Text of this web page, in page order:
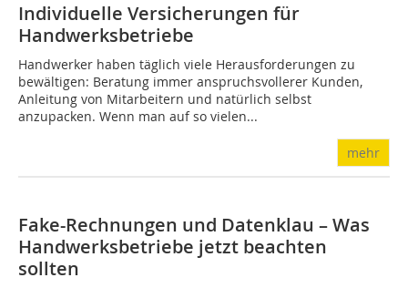
Individuelle Versicherungen für
Handwerksbetriebe
Handwerker haben täglich viele Herausforderungen zu
bewältigen: Beratung immer anspruchsvollerer Kunden,
Anleitung von Mitarbeitern und natürlich selbst
anzupacken. Wenn man auf so vielen...
mehr
Fake-Rechnungen und Datenklau – Was
Handwerksbetriebe jetzt beachten
sollten